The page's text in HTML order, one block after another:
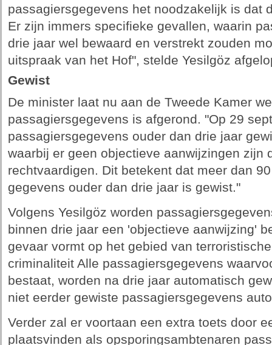
passagiersgegevens het noodzakelijk is dat
Er zijn immers specifieke gevallen, waarin
drie jaar wel bewaard en verstrekt zouden
uitspraak van het Hof", stelde Yesilgöz
Gewist
De minister laat nu aan de Tweede Kamer
passagiersgegevens is afgerond. "Op 29
passagiersgegevens ouder dan drie jaar
waarbij er geen objectieve aanwijzingen zijn
rechtvaardigen. Dit betekent dat meer dan
gegevens ouder dan drie jaar is gewist."
Volgens Yesilgöz worden
binnen drie jaar een 'objectieve aanwijzing'
gevaar vormt op het gebied van
criminaliteit Alle passagiersgegevens
bestaat, worden na drie jaar automatisch
niet eerder gewiste passagiersgegevens
Verder zal er voortaan een extra toets door
plaatsvinden als opsporingsambtenaren